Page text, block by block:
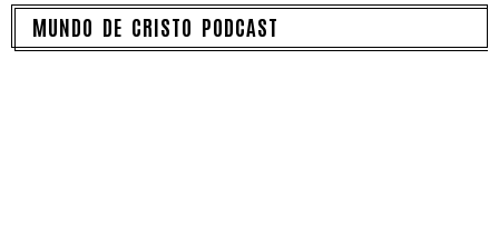
MUNDO DE CRISTO PODCAST